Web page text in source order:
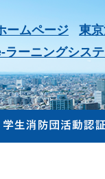
ームページ
東
ラーニングシス